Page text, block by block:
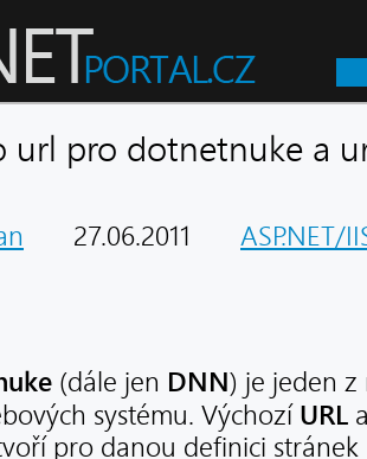
url pro dotnetnuke a
27.06.2011 ASP.NET/
(dále jen DNN) je jeden
systému. Výchozí URL
pro danou definici